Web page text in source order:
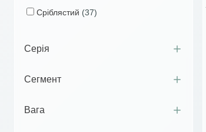
Сріблястий (37)
Серія
Сегмент
Вага